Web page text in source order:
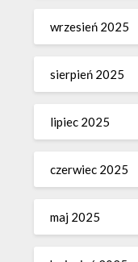
wrzesień 2025
sierpień 2025
lipiec 2025
czerwiec 2025
maj 2025